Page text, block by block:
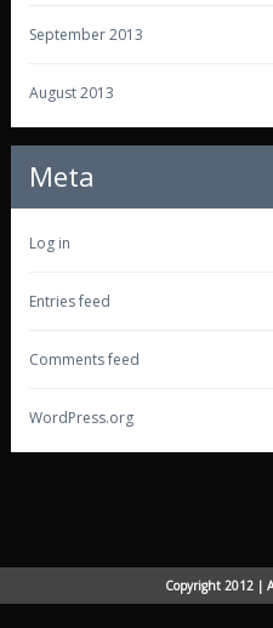
September 2013
August 2013
Meta
Log in
Entries feed
Comments feed
WordPress.org
Copyright 2012 |